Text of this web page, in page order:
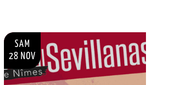
SAM
28 NOV